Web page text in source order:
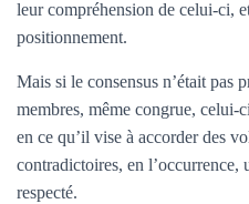
leur compréhension de celui-ci,
positionnement.
Mais si le consensus n’était pas
membres, même congrue, celui-
en ce qu’il vise à accorder des
contradictoires, en l’occurrence,
respecté.